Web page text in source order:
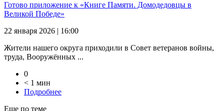
Готово приложение к «Книге Памяти. Домодедовцы в
Великой Победе»
22 января 2026 | 16:00
Жители нашего округа приходили в Совет ветеранов войны,
труда, Вооружённых ...
0
< 1 мин
Подробнее
Еще по теме